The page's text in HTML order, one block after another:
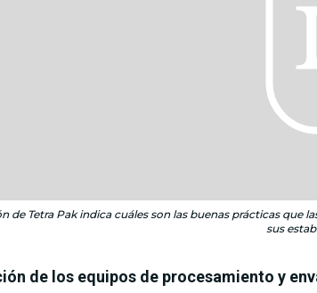
de Tetra Pak indica cuáles son las buenas prácticas
sus
de los equipos de procesamiento y